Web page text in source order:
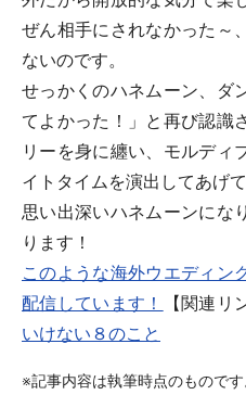
ぜん相手にされなかった～
ないのです。
せっかくのハネムーン、ダ
てよかった！」と再び認識
リーを身に纏い、モルディ
イトタイムを演出してあげ
思い出深いハネムーンにな
ります！
このような海外ウエディン
配信しています！
【関連リ
いけない８のこと
※記事内容は執筆時点のもので